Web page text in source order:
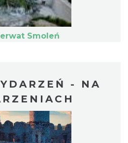
2026-08-28
Smoleń
- NA